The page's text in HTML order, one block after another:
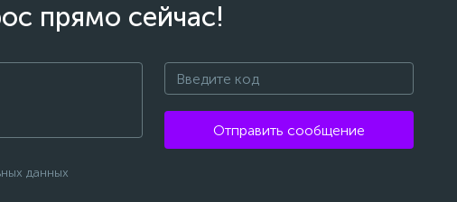
прямо сейчас!
Отправить сообщение
данных